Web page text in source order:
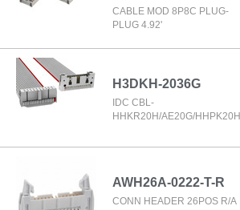
CABLE MOD 8P8C PLUG-
PLUG 4.92'
H3DKH-2036G
IDC CBL-
HHKR20H/AE20G/HHPK20H
AWH26A-0222-T-R
CONN HEADER 26POS R/A